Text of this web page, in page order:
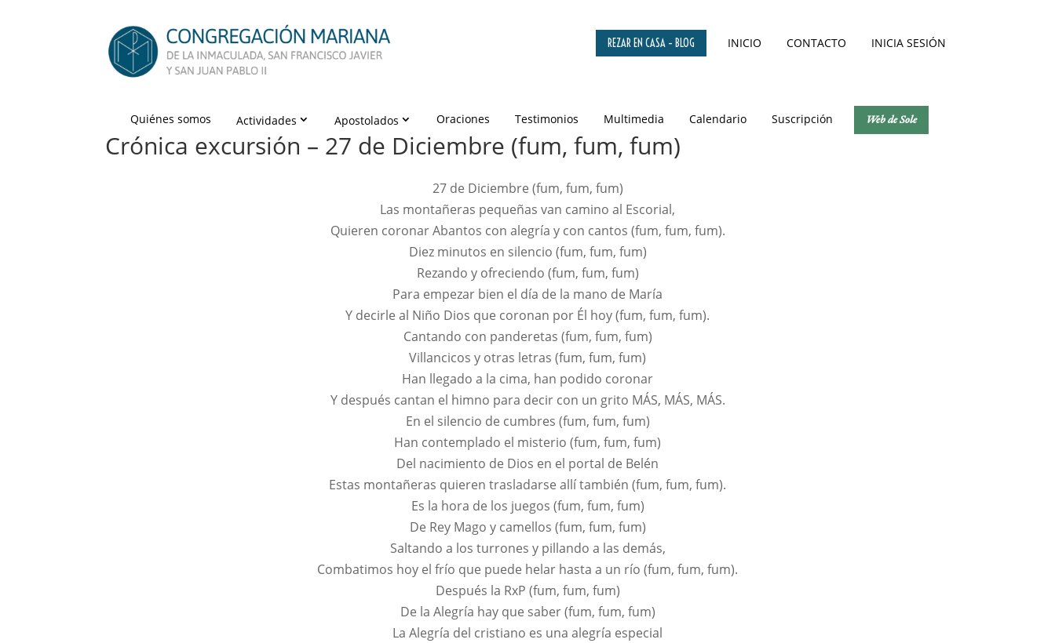
REZAR EN CASA – BLOG INICIO CONTACTO INICIA SESIÓN
Quiénes somos Actividades Apostolados Oraciones Testimonios Multimedia Calendario Suscripción Web de Sole
Crónica excursión – 27 de Diciembre (fum, fum, fum)
27 de Diciembre (fum, fum, fum)
Las montañeras pequeñas van camino al Escorial,
Quieren coronar Abantos con alegría y con cantos (fum, fum, fum).
Diez minutos en silencio (fum, fum, fum)
Rezando y ofreciendo (fum, fum, fum)
Para empezar bien el día de la mano de María
Y decirle al Niño Dios que coronan por Él hoy (fum, fum, fum).
Cantando con panderetas (fum, fum, fum)
Villancicos y otras letras (fum, fum, fum)
Han llegado a la cima, han podido coronar
Y después cantan el himno para decir con un grito MÁS, MÁS, MÁS.
En el silencio de cumbres (fum, fum, fum)
Han contemplado el misterio (fum, fum, fum)
Del nacimiento de Dios en el portal de Belén
Estas montañeras quieren trasladarse allí también (fum, fum, fum).
Es la hora de los juegos (fum, fum, fum)
De Rey Mago y camellos (fum, fum, fum)
Saltando a los turrones y pillando a las demás,
Combatimos hoy el frío que puede helar hasta a un río (fum, fum, fum).
Después la RxP (fum, fum, fum)
De la Alegría hay que saber (fum, fum, fum)
La Alegría del cristiano es una alegría especial